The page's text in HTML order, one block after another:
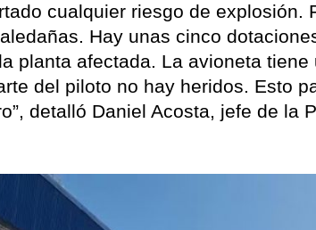
cualquier riesgo de explosión.
Hay unas cinco
planta afectada. La avioneta
del piloto no hay heridos. Esto
detalló Daniel Acosta, jefe de la